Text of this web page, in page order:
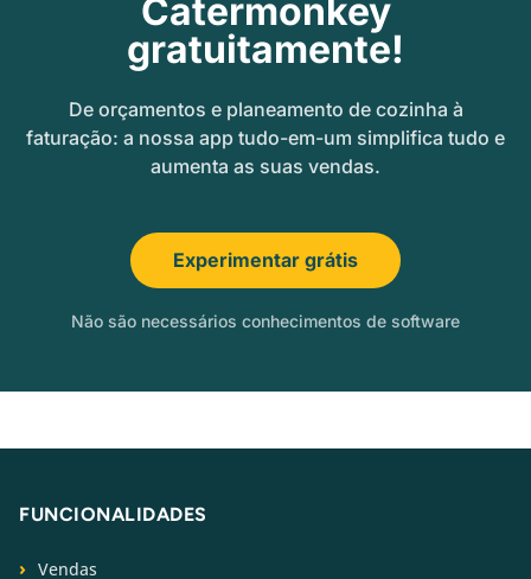
Catermonkey
gratuitamente!
De orçamentos e planeamento de cozinha à
faturação: a nossa app tudo-em-um simplifica tudo e
aumenta as suas vendas.
Experimentar grátis
Não são necessários conhecimentos de software
FUNCIONALIDADES
Vendas